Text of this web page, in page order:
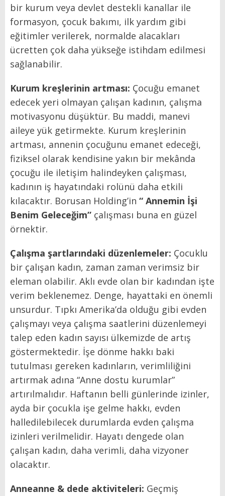
bir kurum veya devlet destekli kanallar ile
formasyon, çocuk bakımı, ilk yardım gibi
eğitimler verilerek, normalde alacakları
ücretten çok daha yükseğe istihdam edilmesi
sağlanabilir.
Kurum kreşlerinin artması: Çocuğu emanet
edecek yeri olmayan çalışan kadının, çalışma
motivasyonu düşüktür. Bu maddi, manevi
aileye yük getirmekte. Kurum kreşlerinin
artması, annenin çocuğunu emanet edeceği,
fiziksel olarak kendisine yakın bir mekânda
çocuğu ile iletişim halindeyken çalışması,
kadının iş hayatındaki rolünü daha etkili
kılacaktır. Borusan Holding’in “ Annemin İşi
Benim Geleceğim” çalışması buna en güzel
örnektir.
Çalışma şartlarındaki düzenlemeler: Çocuklu
bir çalışan kadın, zaman zaman verimsiz bir
eleman olabilir. Aklı evde olan bir kadından işte
verim beklenemez. Denge, hayattaki en önemli
unsurdur. Tıpkı Amerika’da olduğu gibi evden
çalışmayı veya çalışma saatlerini düzenlemeyi
talep eden kadın sayısı ülkemizde de artış
göstermektedir. İşe dönme hakkı baki
tutulması gereken kadınların, verimliliğini
artırmak adına “Anne dostu kurumlar”
artırılmalıdır. Haftanın belli günlerinde izinler,
ayda bir çocukla işe gelme hakkı, evden
halledilebilecek durumlarda evden çalışma
izinleri verilmelidir. Hayatı dengede olan
çalışan kadın, daha verimli, daha vizyoner
olacaktır.
Anneanne & dede aktiviteleri: Geçmiş